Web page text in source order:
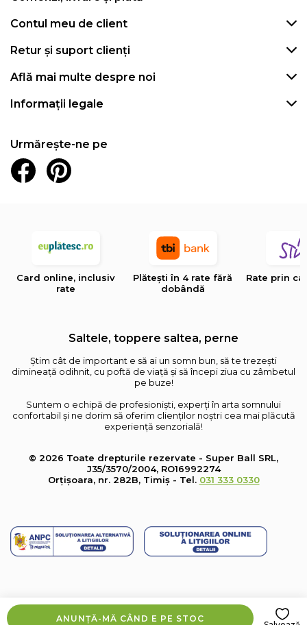
ANUNȚĂ-MĂ CÂND E PE STOC
Contul meu de client
Retur și suport clienți
Află mai multe despre noi
Informații legale
Urmărește-ne pe
Card online, inclusiv
rate
Plătești în 4 rate fără
dobândă
Rate prin
Saltele, toppere saltea, perne
Știm cât de important e să ai un somn bun, să te trezești
dimineață odihnit, cu poftă de viață și să începi ziua cu zâmbetul
pe buze!
Suntem o echipă de profesioniști, experți în arta somnului
confortabil și ne dorim să oferim clienților noștri cea mai plăcută
experiență senzorială!
© 2026 Toate drepturile rezervate - Super Ball SRL,
J35/3570/2004, RO16992274
Orțișoara, nr. 282B, Timiș - Tel. 031 333 0330